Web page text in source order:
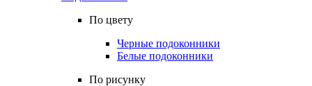
По цвету
Черные подоконники
Белые подоконники
По рисунку